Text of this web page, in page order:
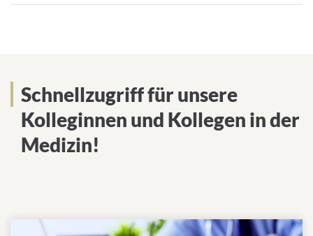
Schnellzugriff für unsere
Kolleginnen und Kollegen in der
Medizin!